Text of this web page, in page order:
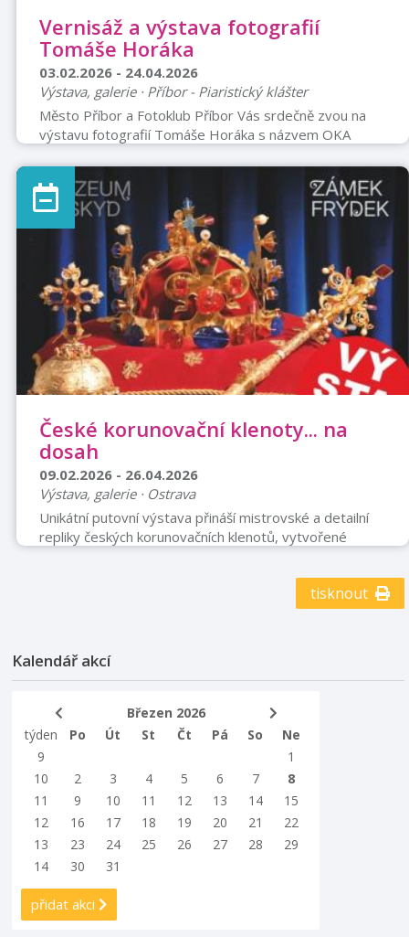
Vernisáž a výstava fotografií
Tomáše Horáka
03.02.2026 - 24.04.2026
Výstava, galerie · Příbor - Piaristický klášter
Město Příbor a Fotoklub Příbor Vás srdečně zvou na
výstavu fotografií Tomáše Horáka s názvem OKA
hodin v chodbě Městské knihovny Příbor, v 1. patře
piaristického kláštera. Výstava potrvá do 24. 4. 2026.
České korunovační klenoty... na
dosah
09.02.2026 - 26.04.2026
Výstava, galerie · Ostrava
Unikátní putovní výstava přináší mistrovské a detailní
repliky českých korunovačních klenotů, vytvořené
týmem. Poprvé tak uvidíte kompletní soupravu
korunovačních předmětů včetně středověkého žezla a
jablka Karla IV. i Svatováclavského meče. Výstava
staletími prostřednictvím atraktivních exponátů, panelů
a historických ukázek. Nechte se provést příběhem
tisknout
Kalendář akcí
Březen 2026
týden
Po Út St Čt Pá So
Ne
9
1
10
2 3 4 5 6 7
8
11
9 10 11 12 13 14
15
12
16 17 18 19 20 21
22
13
23 24 25 26 27 28
29
14
30 31
přidat akci